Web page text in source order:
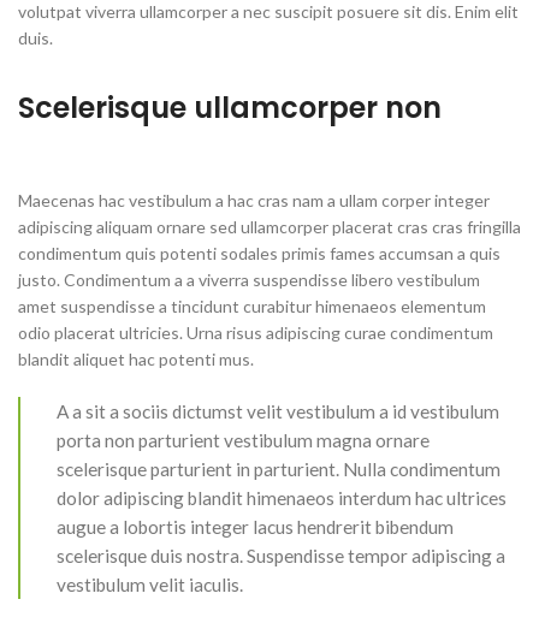
volutpat viverra ullamcorper a nec suscipit posuere sit dis. Enim elit
duis.
Scelerisque ullamcorper non
Maecenas hac vestibulum a hac cras nam a ullam corper integer
adipiscing aliquam ornare sed ullamcorper placerat cras cras fringilla
condimentum quis potenti sodales primis fames accumsan a quis
justo. Condimentum a a viverra suspendisse libero vestibulum
amet suspendisse a tincidunt curabitur himenaeos elementum
odio placerat ultricies. Urna risus adipiscing curae condimentum
blandit aliquet hac potenti mus.
A a sit a sociis dictumst velit vestibulum a id vestibulum
porta non parturient vestibulum magna ornare
scelerisque parturient in parturient. Nulla condimentum
dolor adipiscing blandit himenaeos interdum hac ultrices
augue a lobortis integer lacus hendrerit bibendum
scelerisque duis nostra. Suspendisse tempor adipiscing a
vestibulum velit iaculis.